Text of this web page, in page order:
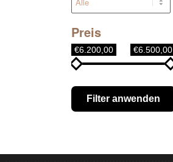
Preis
€6.200,00 €6.500,00
Filter anwenden